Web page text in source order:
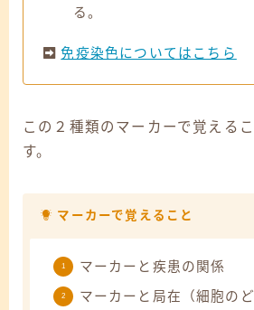
る。
免疫染色についてはこちら
この２種類のマーカーで覚える
す。
マーカーで覚えること
マーカーと疾患の関係
マーカーと局在（細胞の